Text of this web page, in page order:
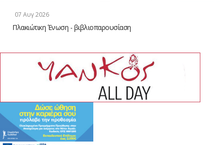
07 Αυγ 2026
Πλακιώτικη Ένωση - βιβλιοπαρουσίαση